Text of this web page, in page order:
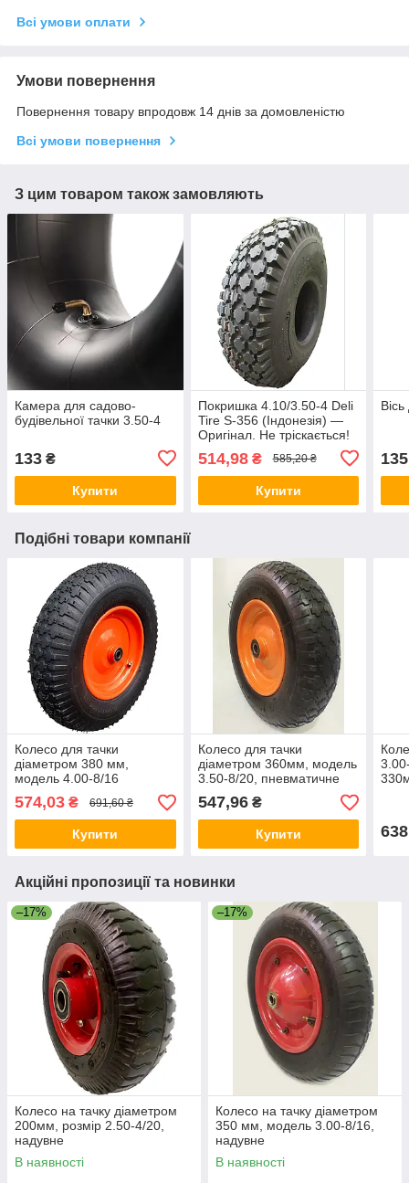
Всі умови оплати
Умови повернення
Повернення товару впродовж 14 днів за домовленістю
Всі умови повернення
З цим товаром також замовляють
Камера для садово-
будівельної тачки 3.50-4
133 ₴
Купити
Покришка 4.10/3.50-4 Deli
Tire S-356 (Індонезія) —
Оригінал. Не тріскається!
514,98₴ 585,20 ₴
Купити
Подібні товари компанії
Колесо для тачки
діаметром 380 мм,
модель 4.00-8/16
(4.80/4.00-8),
пневматичне
574,03 ₴ 691,60 ₴
Купити
Колесо для тачки
діаметром 360мм, модель
3.50-8/20, пневматичне
547,96₴
Купити
Акційні пропозиції та новинки
–17%
Колесо на тачку діаметром
200мм, розмір 2.50-4/20,
надувне
В наявності
–17%
Колесо на тачку діаметром
350 мм, модель 3.00-8/16,
надувне
В наявності